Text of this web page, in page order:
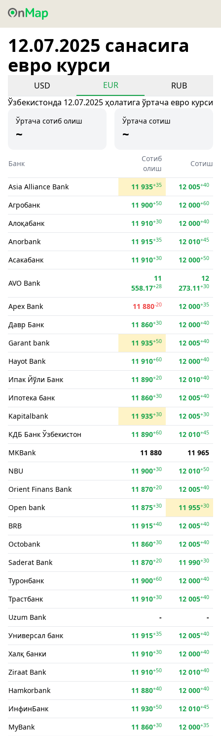
12.07.2025 санасига
евро курси
USD EUR
RUB
Ўзбекистонда 12.07.2025 ҳолатига ўртача евро курси
Ўртача сотиб олиш
~
Ўртача сотиш
~
Банк
Сотиб
олиш
Сотиш
Asia Alliance Bank 11 935+35 12 005+40
Агробанк 11 900+50 12 000+60
Алоқабанк 11 910+30 12 000+40
Anorbank 11 915+35 12 010+45
Асакабанк 11 910+30 12 000+50
AVO Bank
11
558.17+28
12
273.11+30
Apex Bank 11 880-20 12 000+35
Давр Банк 11 860+30 12 000+40
Garant bank 11 935+50 12 005+40
Hayot Bank 11 910+60 12 000+40
Ипак Йўли Банк 11 890+20 12 010+40
Ипотека банк 11 860+30 12 005+40
Kapitalbank 11 935+30 12 005+30
КДБ Банк Ўзбекистон 11 890+60 12 010+45
MKBank 11 880
11 965
NBU
11 900+30 12 010+50
Orient Finans Bank 11 870+20 12 005+40
Open bank 11 875+30 11 955+30
BRB 11 915+40 12 005+40
Octobank 11 860+30 12 005+40
Saderat Bank 11 870+20 11 990+30
Туронбанк 11 900+60 12 000+40
Трастбанк 11 910+30 12 005+40
Uzum Bank -
-
Универсал банк
11 915+35 12 005+40
Халқ банки 11 910+30 12 000+40
Ziraat Bank 11 910+50 12 010+40
Hamkorbank 11 880+40 12 000+40
ИнфинБанк 11 930+50 12 010+45
MyBank 11 860+30 12 000+35